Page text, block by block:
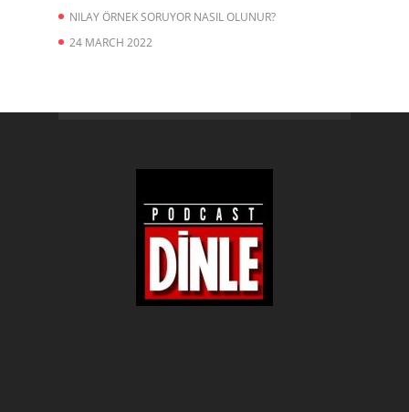
NILAY ÖRNEK SORUYOR NASIL OLUNUR?
24 MARCH 2022